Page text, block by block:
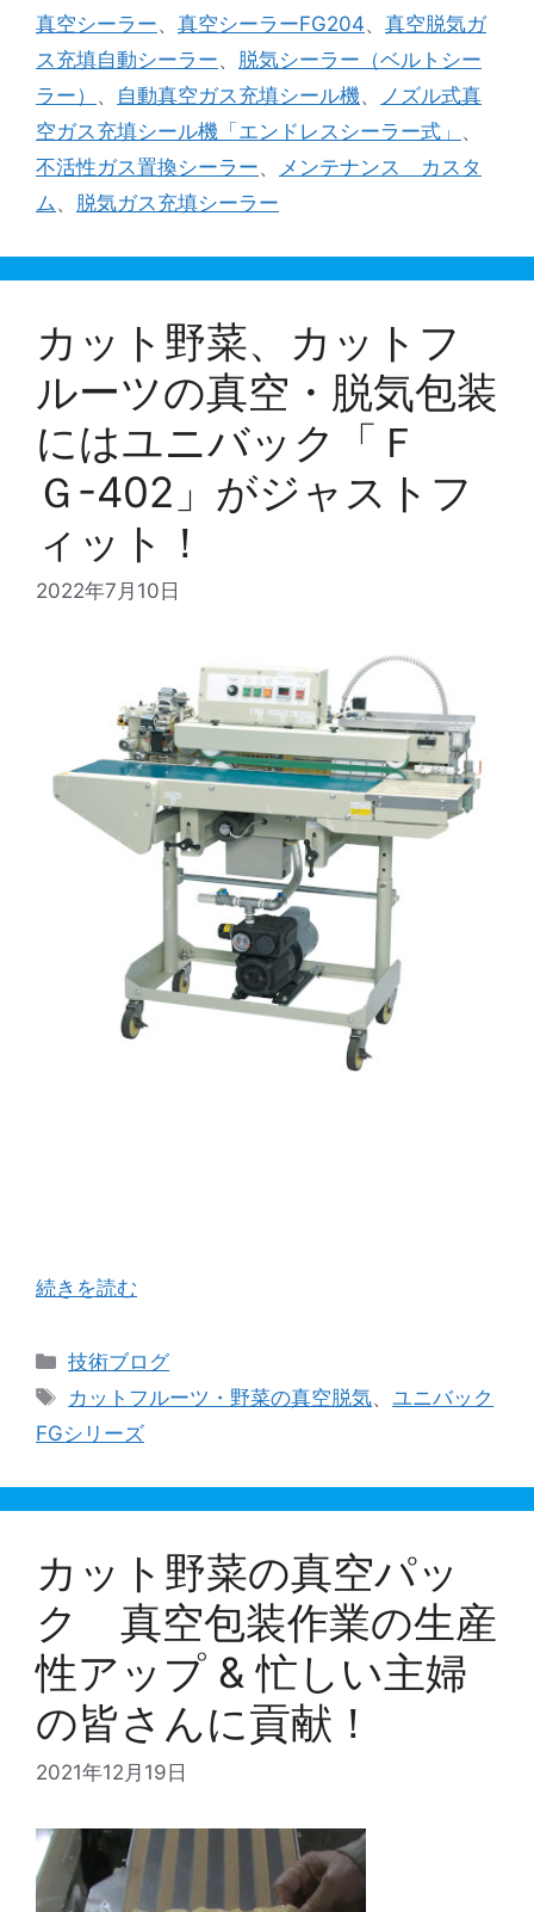
リ
ー
グ
真空シーラー、 真空シーラーFG204、 真空脱気ガ
ス充填自動シーラー、 脱気シーラー（ベルトシー
ラー） 、 自動真空ガス充填シール機、
ノズル式真
空ガス充填シール機「エンドレスシーラー式」 、
不活性ガス置換シーラー、
メンテナンス カスタ
ム 、 脱気ガス充填シーラー
カット野菜、カットフ
ルーツの真空・脱気包装
にはユニバック「Ｆ
Ｇ-402」がジャストフ
ィット！
2022年7月10日
続きを読む
カ
テ
リ
技術ブログ
タ
グ
カットフルーツ・野菜の真空脱気、ユニバック
FGシリーズ
カット野菜の真空パッ
ク 真空包装作業の生産
性アップ & 忙しい主婦
の皆さんに貢献！
2021年12月19日